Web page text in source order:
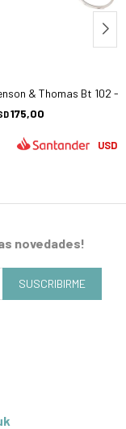
& Thomas Bt 102 -
175,00
USD
novedades!
SUSCRIBIRME